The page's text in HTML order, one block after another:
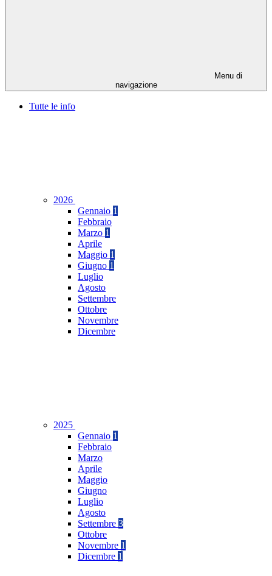
Menu di
navigazione
Tutte le info
2026
Gennaio 1
Febbraio
Marzo 1
Aprile
Maggio 1
Giugno 1
Luglio
Agosto
Settembre
Ottobre
Novembre
Dicembre
2025
Gennaio 1
Febbraio
Marzo
Aprile
Maggio
Giugno
Luglio
Agosto
Settembre 3
Ottobre
Novembre 1
Dicembre 1